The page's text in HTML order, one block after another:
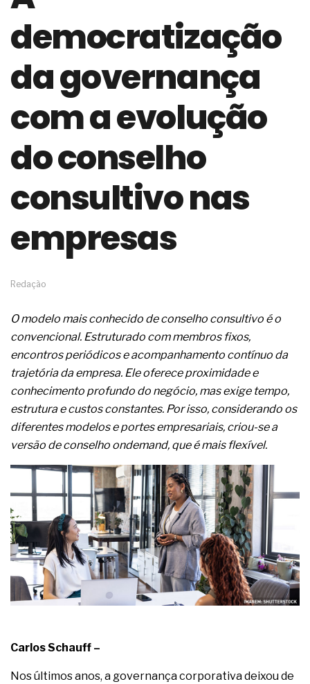
O desenho industrial ganha espaço como
estratégia competitiva nas empresas
As variações dimensionais dos produtos de
materiais cimentícios com fibra de vidro
A próxima vantagem competitiva não está no
A IA elevou a régua do comprador B2B e a venda
complexa ficou ainda mais humana
cabos e condutores elétricos
A fabricação conforme das portas com tipologia
de giro para as saídas de emergência
A sua indústria toma decisões ou apenas reage
Os serviços de reciclagem profunda a frio in situ
com emulsão asfáltica
A prevenção clínica da coceira no ânus
Os sintomas clínicos do teratoma de ovário
crônica
As causas médicas da queda dos cabelos ou
calvície
Quando a gestão é o obstáculo para o resultado
Os procedimentos para a inspeção em estruturas
hidráulicas de concreto de obras
O movimento regular reduz em 19% o risco de
morte precoce e melhora o metabolismo
O desenvolvimento de indicadores nas atividades
de governança das organizações
O desenho industrial ganha espaço como
estratégia competitiva nas empresas
As variações dimensionais dos produtos de
materiais cimentícios com fibra de vidro
A próxima vantagem competitiva não está no
modelo de IA
democratização
da governança
com a evolução
do conselho
consultivo nas
empresas
Redação
O modelo mais conhecido de conselho consultivo é o
convencional. Estruturado com membros fixos,
encontros periódicos e acompanhamento contínuo da
trajetória da empresa. Ele oferece proximidade e
conhecimento profundo do negócio, mas exige tempo,
estrutura e custos constantes. Por isso, considerando os
diferentes modelos e portes empresariais, criou-se a
versão de conselho ondemand, que é mais flexível.
Carlos Schauff –
Nos últimos anos, a governança corporativa deixou de